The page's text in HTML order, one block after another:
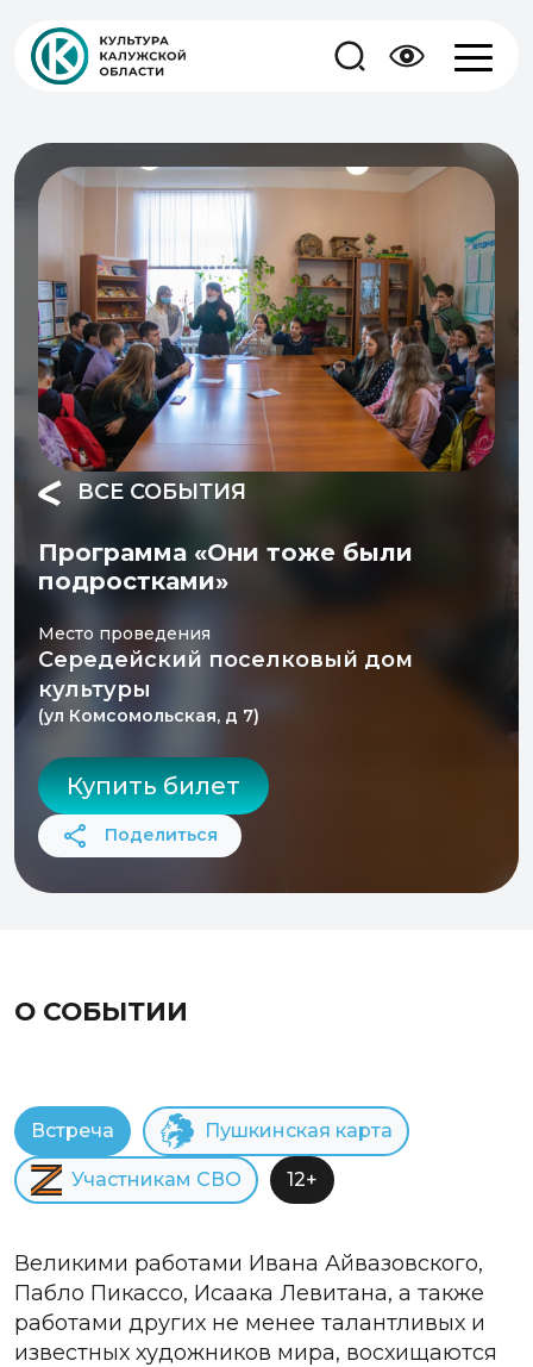
ВСЕ СОБЫТИЯ
Программа «Они тоже были
подростками»
Место проведения
Середейский поселковый дом
культуры
(ул Комсомольская, д 7)
Купить билет
Поделиться
О СОБЫТИИ
Встреча Пушкинская карта
Участникам СВО 12+
Великими работами Ивана Айвазовского,
Пабло Пикассо, Исаака Левитана, а также
работами других не менее талантливых и
известных художников мира, восхищаются